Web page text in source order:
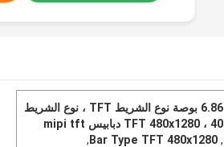
6.86 بوصة نوع الشريط TFT ، نوع الشريط
TFT 480x1280 ، 40 دبابيس mipi tft
,
Bar Type TFT 480x1280
,